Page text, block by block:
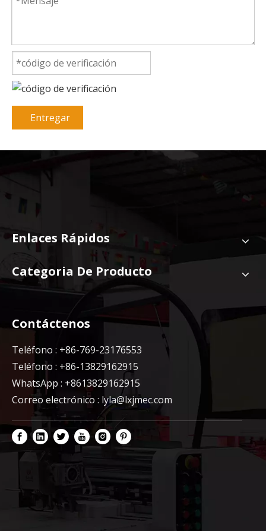
Entregar
Enlaces Rápidos
Categoria De Producto
Contáctenos
Teléfono : +86-769-23176553
Teléfono : +86-13829162915
WhatsApp : +8613829162915
Correo electrónico : lyla@lxjmec.com